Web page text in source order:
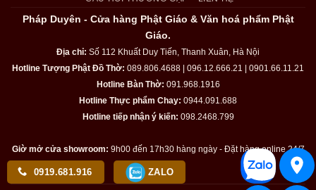
0919.681.916 ZALO
Pháp Duyên - Cửa hàng Phật Giáo & Văn hoá phẩm Phật
Giáo.
Địa chỉ: Số 112 Khuất Duy Tiến, Thanh Xuân, Hà Nội
Hotline Tượng Phật Đồ Thờ: 089.806.4688 | 096.12.666.21 | 0901.66.11.21
Hotline Bàn Thờ: 091.968.1916
Hotline Thực phẩm Chay: 0944.091.688
Hotline tiếp nhận ý kiến: 098.2468.799
Giờ mở cửa showroom: 9h00 đến 17h30 hàng ngày - Đặt hàng online 24/7